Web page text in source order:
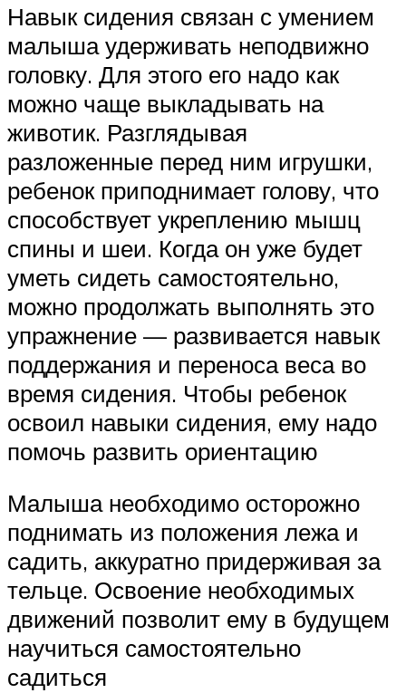
Навык сидения связан с умением
малыша удерживать неподвижно
головку. Для этого его надо как
можно чаще выкладывать на
животик. Разглядывая
разложенные перед ним игрушки,
ребенок приподнимает голову, что
способствует укреплению мышц
спины и шеи. Когда он уже будет
уметь сидеть самостоятельно,
можно продолжать выполнять это
упражнение — развивается навык
поддержания и переноса веса во
время сидения. Чтобы ребенок
освоил навыки сидения, ему надо
помочь развить ориентацию
Малыша необходимо осторожно
поднимать из положения лежа и
садить, аккуратно придерживая за
тельце. Освоение необходимых
движений позволит ему в будущем
научиться самостоятельно
садиться